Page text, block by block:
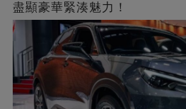
盡顯豪華緊湊魅力！